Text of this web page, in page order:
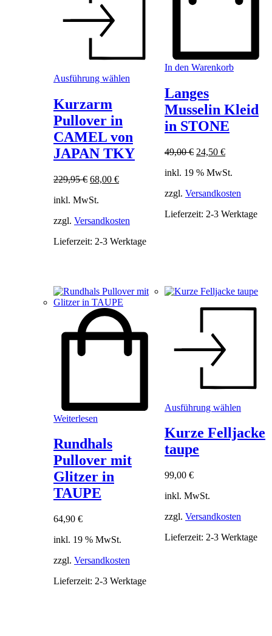
Ausführung wählen
Varianten
Die
Optionen
Produktseite
Kurzarm
Pullover in
CAMEL von
JAPAN TKY
229,95€ Ursprünglicher
war:
68,00 €Aktueller
inkl. MwSt.
zzgl. Versandkosten
Lieferzeit: 2-3 Werktage
In den Warenkorb
Langes
Musselin Kleid
in STONE
49,00€ Ursprünglicher
war:
24,50€Aktueller
ist:
inkl. 19 % MwSt.
zzgl.Versandkosten
Lieferzeit: 2-3 Werktage
Weiterlesen
Rundhals
Pullover mit
Glitzer in
TAUPE
64,90 €
inkl. 19 % MwSt.
zzgl. Versandkosten
Lieferzeit: 2-3 Werktage
Ausführung wählen
weist
mehrere
gewählt
Kurze Felljacke
taupe
99,00€
inkl. MwSt.
zzgl.Versandkosten
Lieferzeit: 2-3 Werktage